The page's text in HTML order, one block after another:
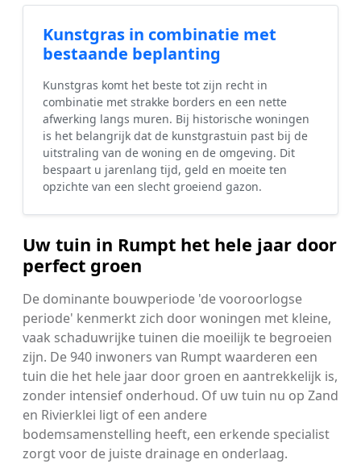
Kunstgras in combinatie met
bestaande beplanting
Kunstgras komt het beste tot zijn recht in
combinatie met strakke borders en een nette
afwerking langs muren. Bij historische woningen
is het belangrijk dat de kunstgrastuin past bij de
uitstraling van de woning en de omgeving. Dit
bespaart u jarenlang tijd, geld en moeite ten
opzichte van een slecht groeiend gazon.
Uw tuin in Rumpt het hele jaar door
perfect groen
De dominante bouwperiode 'de vooroorlogse
periode' kenmerkt zich door woningen met kleine,
vaak schaduwrijke tuinen die moeilijk te begroeien
zijn. De 940 inwoners van Rumpt waarderen een
tuin die het hele jaar door groen en aantrekkelijk is,
zonder intensief onderhoud. Of uw tuin nu op Zand
en Rivierklei ligt of een andere
bodemsamenstelling heeft, een erkende specialist
zorgt voor de juiste drainage en onderlaag.